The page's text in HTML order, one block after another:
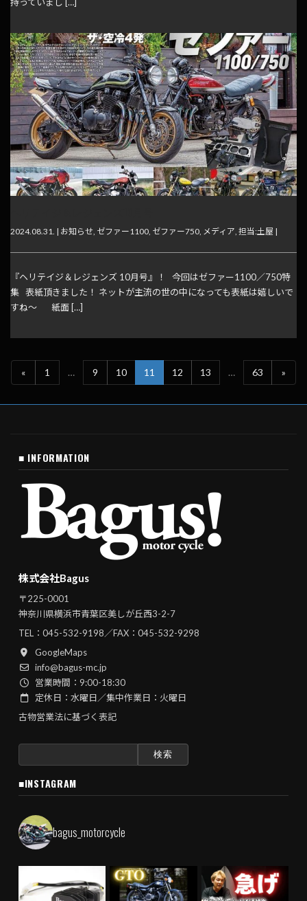
2024.08.31. | お知らせ ゼファー1100 ゼファー750 メディア 担当:土屋 |
『ヘリテイジ＆レジェンズ 10月号』！ 今回はゼファー1100／750特
集 表紙頂きました！ ネットが主流の世の中になっても表紙は嬉しいで
すね～ 紙面 […]
« 1 … 9 10 11 12 13 … 63 »
■ INFORMATION
株式会社Bagus
〒225-0001
神奈川県横浜市青葉区美しが丘西3-2-7
TEL： 045-532-9198／FAX：045-532-9298
GoogleMaps
info@bagus-mc.jp
営業時間：9:00-18:30
定休日：水曜日／集中作業日：火曜日
古物営業法に基づく表記
検
■INSTAGRAM
bagus_motorcycle